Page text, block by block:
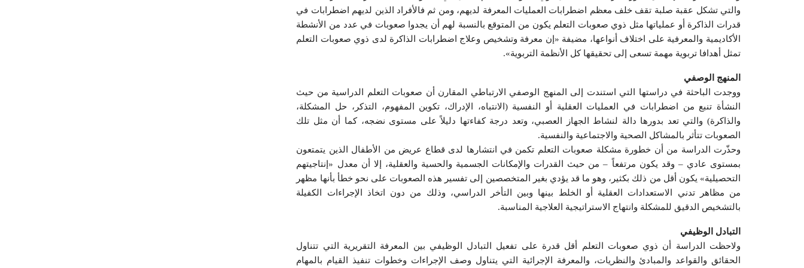
والتي تشكل عقبة صلبة تقف خلف معظم اضطرابات العمليات المعرفة لديهم، ومن ثم فالأفراد الذين لديهم اضطرابات في
قدرات الذاكرة أو عملياتها مثل ذوي صعوبات التعلم يكون من المتوقع بالنسبة لهم أن يجدوا صعوبات في عدد من الأنشطة
الأكاديمية والمعرفية على اختلاف أنواعها، مضيفة «إن معرفة وتشخيص وعلاج اضطرابات الذاكرة لدى ذوي صعوبات التعلم
تمثل أهدافا تربوية مهمة تسعى إلى تحقيقها كل الأنظمة التربوية».
المنهج الوصفي
ووجدت الباحثة في دراستها التي استندت إلى المنهج الوصفي الارتباطي المقارن أن صعوبات التعلم الدراسية من حيث
النشأة تنبع من اضطرابات في العمليات العقلية أو النفسية (الانتباه، الإدراك، تكوين المفهوم، التذكر، حل المشكلة،
والذاكرة) والتي تعد بدورها دالة لنشاط الجهاز العصبي، وتعد درجة كفاءتها دليلاً على مستوى نضجه، كما أن مثل تلك
الصعوبات تتأثر بالمشاكل الصحية والاجتماعية والنفسية.
وحذّرت الدراسة من أن خطورة مشكلة صعوبات التعلم تكمن في انتشارها لدى قطاع عريض من الأطفال الذين يتمتعون
بمستوى عادي – وقد يكون مرتفعاً – من حيث القدرات والإمكانات الجسمية والحسية والعقلية، إلا أن معدل «إنتاجيتهم
التحصيلية» يكون أقل من ذلك بكثير، وهو ما قد يؤدي بغير المتخصصين إلى تفسير هذه الصعوبات على نحو خطأ بأنها مظهر
من مظاهر تدني الاستعدادات العقلية أو الخلط بينها وبين التأخر الدراسي، وذلك من دون اتخاذ الإجراءات الكفيلة
بالتشخيص الدقيق للمشكلة وانتهاج الاستراتيجية العلاجية المناسبة.
التبادل الوظيفي
ولاحظت الدراسة أن ذوي صعوبات التعلم أقل قدرة على تفعيل التبادل الوظيفي بين المعرفة التقريرية التي تتناول
الحقائق والقواعد والمبادئ والنظريات، والمعرفة الإجرائية التي يتناول وصف الإجراءات وخطوات تنفيذ القيام بالمهام